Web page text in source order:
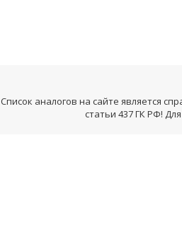
Список аналогов на сайте является
статьи 437 ГК РФ!